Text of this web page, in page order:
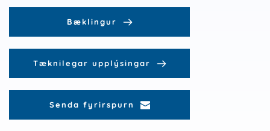
Bæklingur
Tæknilegar upplýsingar
Senda fyrirspurn